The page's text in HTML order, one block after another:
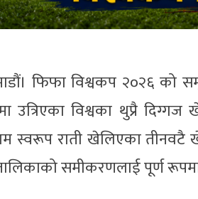
फिफा विश्वकप २०२६ को
उत्रिएका विश्वका थुप्रै
स्वरूप राती खेलिएका
समीकरणलाई पूर्ण